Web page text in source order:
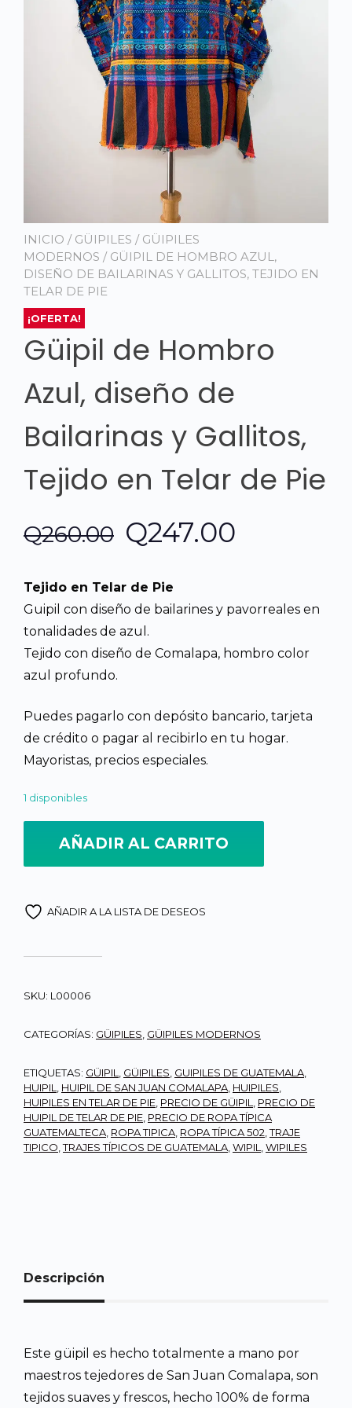
INICIO / GÜIPILES / GÜIPILES
MODERNOS / GÜIPIL DE HOMBRO AZUL,
DISEÑO DE BAILARINAS Y GALLITOS, TEJIDO EN
TELAR DE PIE
¡OFERTA!
Güipil de Hombro
Azul, diseño de
Bailarinas y Gallitos,
Tejido en Telar de Pie
Q260.00 El
precio
original
era:
Q247.00
actual
es:
Tejido en Telar de Pie
Guipil con diseño de bailarines y pavorreales en
tonalidades de azul.
Tejido con diseño de Comalapa, hombro color
azul profundo.
Puedes pagarlo con depósito bancario, tarjeta
de crédito o pagar al recibirlo en tu hogar.
Mayoristas, precios especiales.
1 disponibles
AÑADIR AL CARRITO
AÑADIR A LA LISTA DE DESEOS
SKU: L00006
CATEGORÍAS: GÜIPILES GÜIPILES MODERNOS
ETIQUETAS: GÜIPIL GÜIPILES GUIPILES DE GUATEMALA
HUIPIL
HUIPIL DE SAN JUAN COMALAPA HUIPILES
HUIPILES EN TELAR DE PIE PRECIO DE GÜIPIL
PRECIO DE
HUIPIL DE TELAR DE PIE PRECIO DE ROPA TÍPICA
GUATEMALTECA ROPA TIPICA ROPA TÍPICA 502 ,TRAJE
TIPICO ,TRAJES TÍPICOS DE GUATEMALA WIPIL WIPILES
Descripción
Este güipil es hecho totalmente a mano por
maestros tejedores de San Juan Comalapa, son
tejidos suaves y frescos, hecho 100% de forma